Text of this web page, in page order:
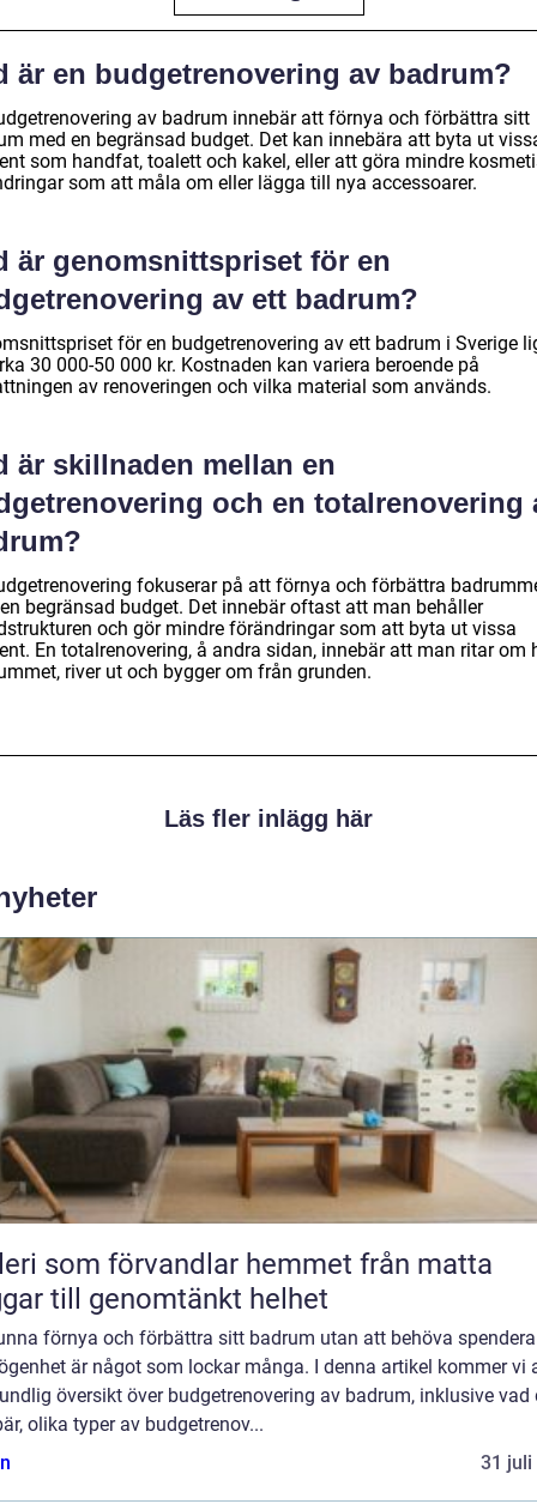
är en budgetrenovering av badrum?
av badrum innebär att förnya och förbättra sitt
med en begränsad budget. Det kan innebära att byta ut
som handfat, toalett och kakel, eller att göra mindre
som att måla om eller lägga till nya accessoarer.
är genomsnittspriset för en
av ett badrum?
för en budgetrenovering av ett badrum i Sverige
30 000-50 000 kr. Kostnaden kan variera beroende på
av renoveringen och vilka material som används.
är skillnaden mellan en
och en totalrenovering
fokuserar på att förnya och förbättra
begränsad budget. Det innebär oftast att man behåller
och gör mindre förändringar som att byta ut vissa
En totalrenovering, å andra sidan, innebär att man ritar om
river ut och bygger om från grunden.
Läs fler inlägg här
som förvandlar hemmet från matta
till genomtänkt helhet
förnya och förbättra sitt badrum utan att behöva
är något som lockar många. I denna artikel kommer vi
översikt över budgetrenovering av badrum, inklusive vad
olika typer av budgetrenov...
31 juli